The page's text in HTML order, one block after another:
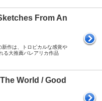
From An
作は、トロピカルな感覚や
る大推薦バレアリカ作品
World / Good